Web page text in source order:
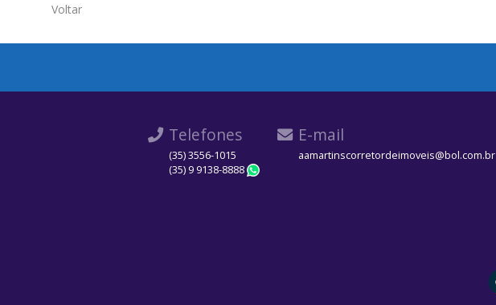
Voltar
Telefones
(35) 3556-1015
(35) 9 9138-8888
E-mail
aamartinscorretordeimoveis@bol.com.br